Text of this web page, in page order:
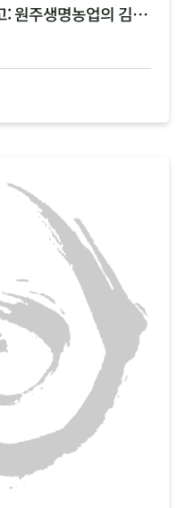
[두레생협 농산팀 특파원 보고: 원주생명농업의 김장 통배추]
(강원도 정선)을 직접 다녀온 특파원